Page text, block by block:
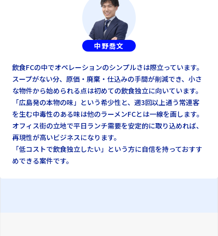
中野喬文
飲食FCの中でオペレーションのシンプルさは際立っています。
スープがない分、原価・廃棄・仕込みの手間が削減でき、小さ
な物件から始められる点は初めての飲食独立に向いています。
「広島発の本物の味」という希少性と、週3回以上通う常連客
を生む中毒性のある味は他のラーメンFCとは一線を画します。
オフィス街の立地で平日ランチ需要を安定的に取り込めれば、
再現性が高いビジネスになります。
「低コストで飲食独立したい」という方に自信を持っておすす
めできる案件です。